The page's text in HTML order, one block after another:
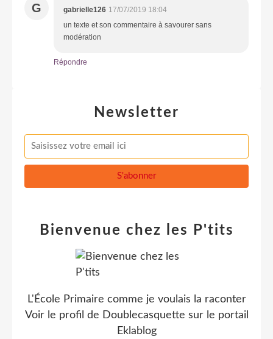
G gabrielle126 17/07/2019 18:04
un texte et son commentaire à savourer sans
modération
Répondre
Newsletter
Bienvenue chez les P'tits
L'École Primaire comme je voulais la raconter
Voir le profil de Doublecasquette sur le portail
Eklablog